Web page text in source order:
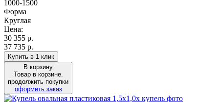
1000-1500
Форма
Круглая
Цена:
30 355 р.
37 735 р.
Купить в 1 клик
В корзину
Товар в корзине.
продолжить покупки
оформить заказ